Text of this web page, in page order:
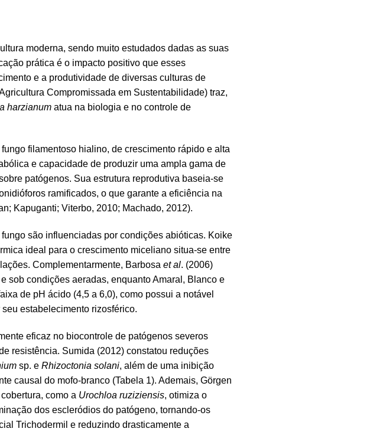
moderna, sendo muito estudados dadas as suas
prática é o impacto positivo que esses
e a produtividade de diversas culturas de
Compromissada em Sustentabilidade) traz,
harzianum atua na biologia e no controle de
filamentoso hialino, de crescimento rápido e alta
e capacidade de produzir uma ampla gama de
patógenos. Sua estrutura reprodutiva baseia-se
ramificados, o que garante a eficiência na
Kapuganti; Viterbo, 2010; Machado, 2012).
são influenciadas por condições abióticas. Koike
ideal para o crescimento miceliano situa-se entre
Complementarmente, Barbosa et al. (2006)
sob condições aeradas, enquanto Amaral, Blanco e
de pH ácido (4,5 a 6,0), como possui a notável
estabelecimento rizosférico.
eficaz no biocontrole de patógenos severos
resistência. Sumida (2012) constatou reduções
sp. e Rhizoctonia solani, além de uma inibição
causal do mofo-branco (Tabela 1). Ademais, Görgen
como a Urochloa ruziziensis, otimiza o
dos escleródios do patógeno, tornando-os
Trichodermil e reduzindo drasticamente a